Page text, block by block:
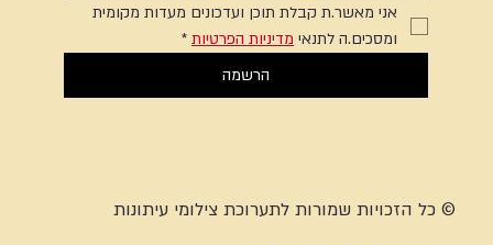
אני מאשר.ת קבלת תוכן ועדכונים מעדות מקומית
ומסכים.ה לתנאי מדיניות הפרטיות *
הרשמה
© כל הזכויות שמורות לתערוכת צילומי עיתונות